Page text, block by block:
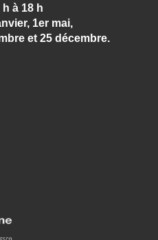
à 18 h
1er mai,
et 25 décembre.